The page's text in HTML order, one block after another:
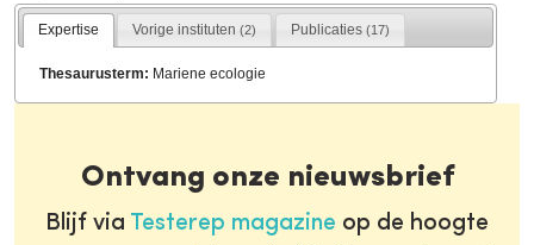
Expertise Vorige instituten(2) Publicaties (17)
Thesaurusterm: Mariene ecologie
Ontvang onze nieuwsbrief
Blijf via Testerep magazine op de hoogte